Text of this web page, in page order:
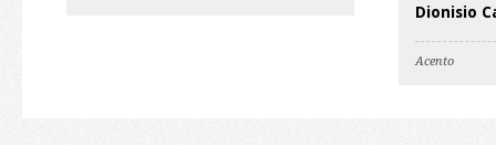
Dionisio
Acento